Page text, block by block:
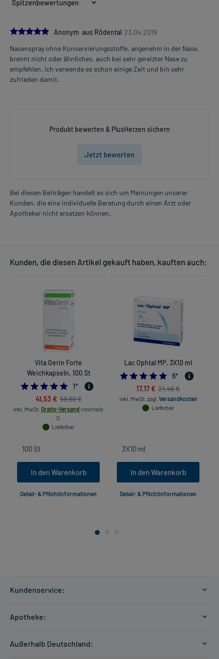
5.0Anonym aus Rödental 23.04.2019
Nasenspray ohne Konservierungsstoffe, angenehm in der Nase,
brennt nicht oder ähnliches, auch bei sehr gereizter Nase zu
empfehlen. Ich verwende es schon einige Zeit und bin sehr
zufrieden damit.
Produkt bewerten & PlusHerzen sichern
Jetzt bewerten
Bei diesen Beiträgen handelt es sich um Meinungen unserer
Kunden, die eine individuelle Beratung durch einen Arzt oder
Apotheker nicht ersetzen können.
Kunden, die diesen Artikel gekauft haben, kauften auch:
Vita Gerin Forte
Weichkapseln, 100 St
5.0
1*
41,53 € 58,69 €
inkl. MwSt. Gratis-Versand innerhalb
D.
Lieferbar
In den Warenkorb
Detail- & Pflichtinformationen
Lac Ophtal MP, 3X10 ml
5.0
6*
17,17 € 21,46 €
inkl. MwSt. zzgl. Versandkosten
Lieferbar
In den Warenkorb
Detail- & Pflichtinformationen
Kundenservice:
Apotheke:
Außerhalb Deutschland: